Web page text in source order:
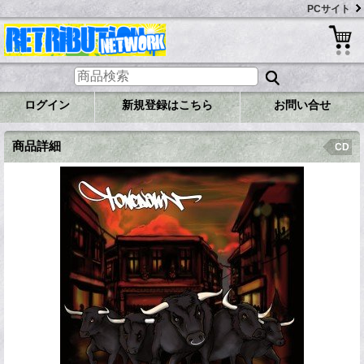
PCサイト
ログイン 新規登録はこちら お問い合せ
商品詳細 CD